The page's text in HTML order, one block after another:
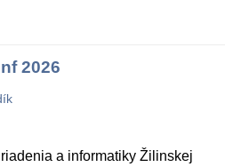
2026
a informatiky Žilinskej